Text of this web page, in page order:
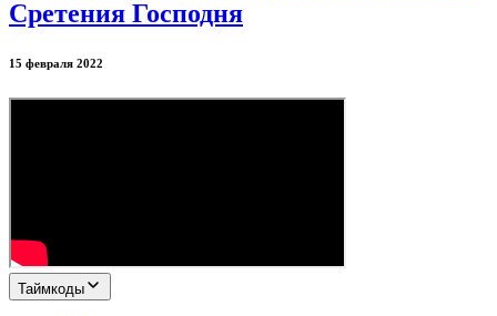
Сретения Господня
15 февраля 2022
Таймкоды